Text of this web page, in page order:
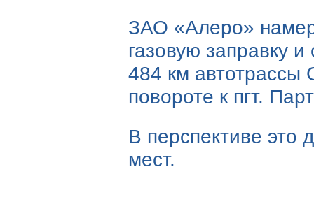
ЗАО «Алеро»
газовую заправку
484 км автотрассы
повороте к пгт.
В перспективе это
мест.